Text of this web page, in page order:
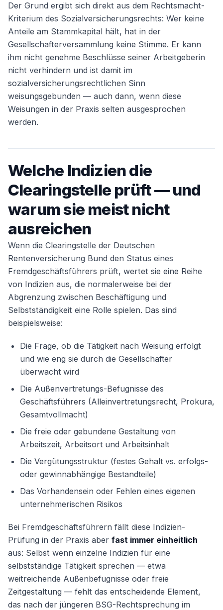
Der Grund ergibt sich direkt aus dem Rechtsmacht-
Kriterium des Sozialversicherungsrechts: Wer keine
Anteile am Stammkapital hält, hat in der
Gesellschafterversammlung keine Stimme. Er kann
ihm nicht genehme Beschlüsse seiner Arbeitgeberin
nicht verhindern und ist damit im
sozialversicherungsrechtlichen Sinn
weisungsgebunden — auch dann, wenn diese
Weisungen in der Praxis selten ausgesprochen
werden.
Welche Indizien die
Clearingstelle prüft — und
warum sie meist nicht
ausreichen
Wenn die Clearingstelle der Deutschen
Rentenversicherung Bund den Status eines
Fremdgeschäftsführers prüft, wertet sie eine Reihe
von Indizien aus, die normalerweise bei der
Abgrenzung zwischen Beschäftigung und
Selbstständigkeit eine Rolle spielen. Das sind
beispielsweise:
Die Frage, ob die Tätigkeit nach Weisung erfolgt
und wie eng sie durch die Gesellschafter
überwacht wird
Die Außenvertretungs-Befugnisse des
Geschäftsführers (Alleinvertretungsrecht, Prokura,
Gesamtvollmacht)
Die freie oder gebundene Gestaltung von
Arbeitszeit, Arbeitsort und Arbeitsinhalt
Die Vergütungsstruktur (festes Gehalt vs. erfolgs-
oder gewinnabhängige Bestandteile)
Das Vorhandensein oder Fehlen eines eigenen
unternehmerischen Risikos
Bei Fremdgeschäftsführern fällt diese Indizien-
Prüfung in der Praxis aber fast immer einheitlich
aus: Selbst wenn einzelne Indizien für eine
selbstständige Tätigkeit sprechen — etwa
weitreichende Außenbefugnisse oder freie
Zeitgestaltung — fehlt das entscheidende Element,
das nach der jüngeren BSG-Rechtsprechung im